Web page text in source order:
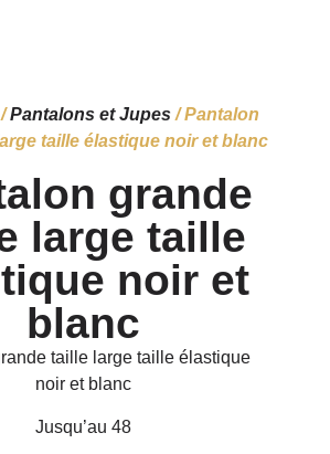
Pantalons et Jupes/ Pantalon
taille élastique noir et blanc
grande
large taille
noir et
blanc
taille large taille élastique
noir et blanc
Jusqu’au 48